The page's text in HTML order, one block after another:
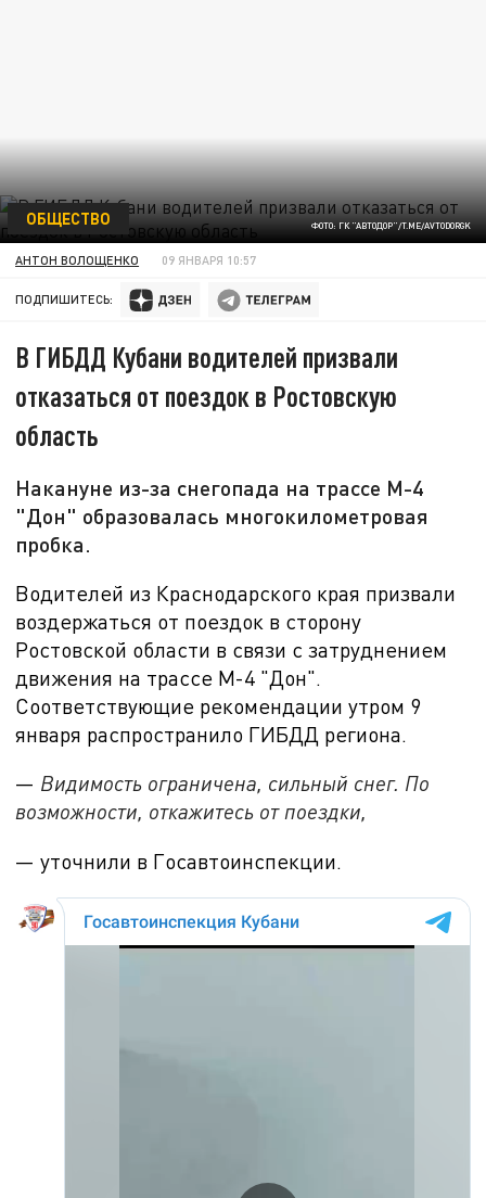
ФОТО: ГК "АВТОДОР"/T.ME/AVTODORGK
ОБЩЕСТВО
АНТОН ВОЛОЩЕНКО 09 ЯНВАРЯ 10:57
ПОДПИШИТЕСЬ:
В ГИБДД Кубани водителей призвали
отказаться от поездок в Ростовскую
область
Накануне из-за снегопада на трассе М-4
"Дон" образовалась многокилометровая
пробка.
Водителей из Краснодарского края призвали
воздержаться от поездок в сторону
Ростовской области в связи с затруднением
движения на трассе М-4 "Дон".
Соответствующие рекомендации утром 9
января распространило ГИБДД региона.
— Видимость ограничена, сильный снег. По
возможности, откажитесь от поездки,
— уточнили в Госавтоинспекции.